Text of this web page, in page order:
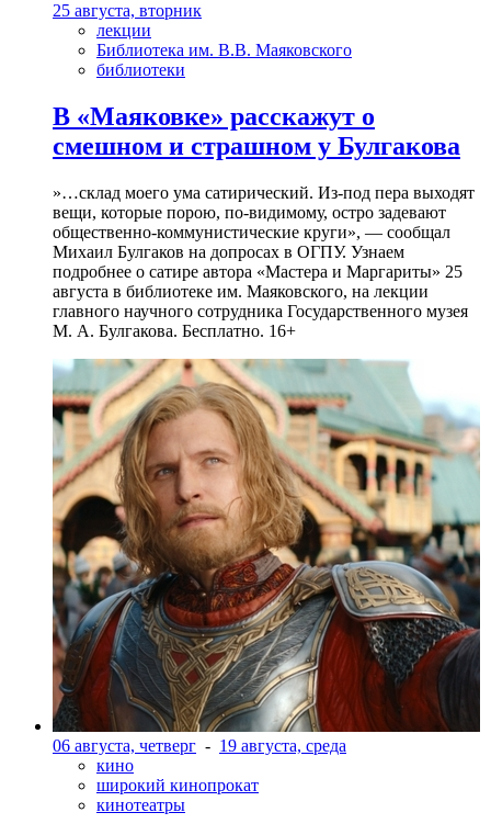
25 августа, вторник
лекции
Библиотека им. В.В. Маяковского
библиотеки
В «Маяковке» расскажут о
смешном и страшном у Булгакова
»…склад моего ума сатирический. Из-под пера выходят
вещи, которые порою, по-видимому, остро задевают
общественно-коммунистические круги», — сообщал
Михаил Булгаков на допросах в ОГПУ. Узнаем
подробнее о сатире автора «Мастера и Маргариты» 25
августа в библиотеке им. Маяковского, на лекции
главного научного сотрудника Государственного музея
М. А. Булгакова. Бесплатно. 16+
06 августа, четверг - 19 августа, среда
кино
широкий кинопрокат
кинотеатры